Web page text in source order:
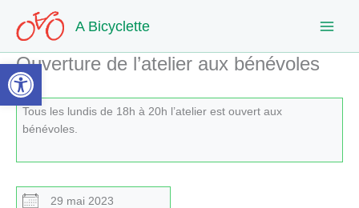
Ouvrir la barre d’outils
contenu
A Bicyclette
Ouverture de l’atelier aux bénévoles
Tous les lundis de 18h à 20h l’atelier est ouvert aux
bénévoles.
29 mai 2023